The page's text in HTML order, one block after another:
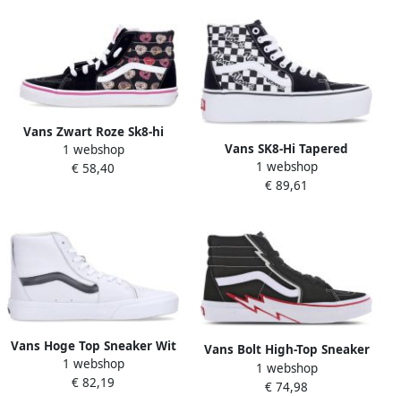
Vans Zwart Roze Sk8-hi
Sneaker Liefde Black
1 webshop
€ 58,40
Vans SK8-Hi Tapered
Stackform Zwart Wit
1 webshop
€ 89,61
Vans Hoge Top Sneaker Wit
Lenticulaire Strepen
1 webshop
€ 82,19
Vans Bolt High-Top Sneaker
Zwart Rood
1 webshop
€ 74,98